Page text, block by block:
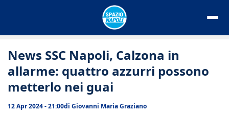
News SSC Napoli, Calzona in
allarme: quattro azzurri possono
metterlo nei guai
12 Apr 2024 - 21:00di Giovanni Maria Graziano